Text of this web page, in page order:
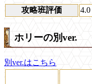
攻略班評価 4.0
ホリーの別ver.
別ver.はこちら